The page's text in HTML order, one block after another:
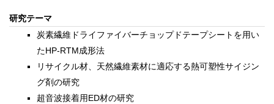
研究テーマ
炭素繊維ドライファイバーチョップドテープシートを用い
たHP-RTM成形法
リサイクル材、天然繊維素材に適応する熱可塑性サイジン
グ剤の研究
超音波接着用ED材の研究